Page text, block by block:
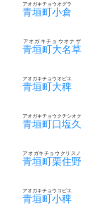
青垣町小倉
アオガキチョウオグラ
青垣町大名草
アオガキチョウオナザ
青垣町大稗
アオガキチョウオビエ
青垣町口塩久
アオガキチョウクチシオク
青垣町栗住野
アオガキチョウクリスノ
青垣町小稗
アオガキチョウコビエ